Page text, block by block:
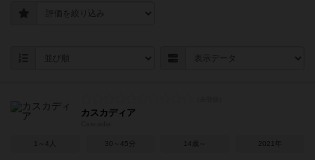
カスカディア
1～4人 30～45分 14歳～ 2021年